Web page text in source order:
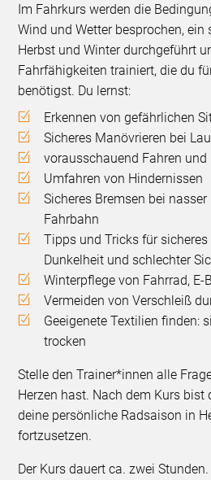
Im Fahrkurs werden die
Wind und Wetter besprochen, ein
Herbst und Winter durchgeführt
Fahrfähigkeiten trainiert, die du
benötigst. Du lernst:
Erkennen von gefährlichen
Sicheres Manövrieren bei
vorausschauend Fahren und
Umfahren von Hindernissen
Sicheres Bremsen bei
Fahrbahn
Tipps und Tricks für
Dunkelheit und schlechter
Winterpflege von Fahrrad, E-
Vermeiden von Verschleiß
Geeigenete Textilien finden:
trocken
Stelle den Trainer*innen alle
Herzen hast. Nach dem Kurs bist
deine persönliche Radsaison in
fortzusetzen.
Der Kurs dauert ca. zwei